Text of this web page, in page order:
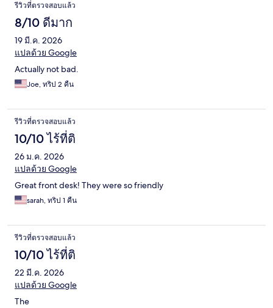
รีวิวที่ตรวจสอบแล้ว
8/10 ดีมาก
19 มี.ค. 2026
แปลด้วย Google
Actually not bad.
Joe, ทริป 2 คืน
รีวิวที่ตรวจสอบแล้ว
10/10 ไร้ที่ติ
26 ม.ค. 2026
แปลด้วย Google
Great front desk! They were so friendly
sarah, ทริป 1 คืน
รีวิวที่ตรวจสอบแล้ว
10/10 ไร้ที่ติ
22 มี.ค. 2026
แปลด้วย Google
The